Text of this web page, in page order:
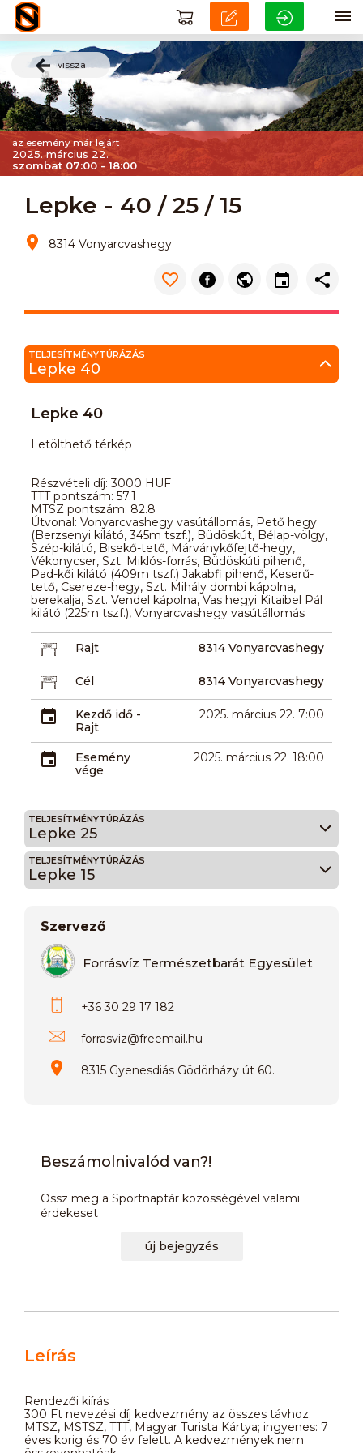
vissza
az esemény már lejárt
2025. március 22.
szombat 07:00 - 18:00
Lepke - 40 / 25 / 15
8314 Vonyarcvashegy
TELJESÍTMÉNYTÚRÁZÁS
Lepke 40
Lepke 40
Letölthető térkép
Részvételi díj: 3000 HUF
TTT pontszám: 57.1
MTSZ pontszám: 82.8
Útvonal: Vonyarcvashegy vasútállomás, Pető hegy
(Berzsenyi kilátó, 345m tszf.), Büdöskút, Bélap-völgy,
Szép-kilátó, Bisekő-tető, Márványkőfejtő-hegy,
Vékonycser, Szt. Miklós-forrás, Büdöskúti pihenő,
Pad-kői kilátó (409m tszf.) Jakabfi pihenő, Keserű-
tető, Csereze-hegy, Szt. Mihály dombi kápolna,
berekalja, Szt. Vendel kápolna, Vas hegyi Kitaibel Pál
kilátó (225m tszf.), Vonyarcvashegy vasútállomás
Rajt 8314 Vonyarcvashegy
Cél 8314 Vonyarcvashegy
Kezdő idő -
Rajt
2025. március 22. 7:00
Esemény
vége
2025. március 22. 18:00
TELJESÍTMÉNYTÚRÁZÁS
Lepke 25
TELJESÍTMÉNYTÚRÁZÁS
Lepke 15
Szervező
Forrásvíz Természetbarát Egyesület
+36 30 29 17 182
forrasviz@freemail.hu
8315 Gyenesdiás Gödörházy út 60.
Beszámolnivalód van?!
Ossz meg a Sportnaptár közösségével valami
érdekeset
új bejegyzés
Leírás
Rendezői kiírás
300 Ft nevezési díj kedvezmény az összes távhoz:
MTSZ, MSTSZ, TTT, Magyar Turista Kártya; ingyenes: 7
éves korig és 70 év felett. A kedvezmények nem